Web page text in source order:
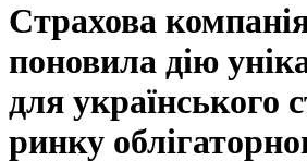
Страхова
поновила дію
для українського
ринку